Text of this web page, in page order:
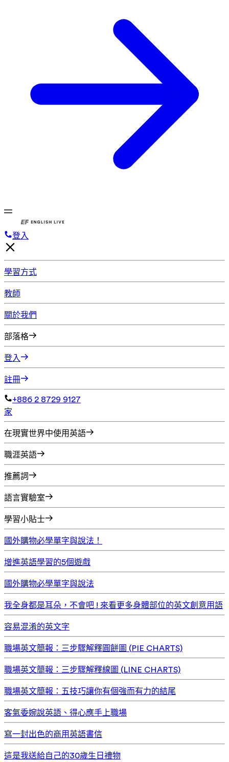
登入
學習方式
教師
關於我們
部落格
登入
註冊
+886 2 8729 9127
家
在現實世界中使用英語
職涯英語
推薦詞
語言實驗室
學習小貼士
國外購物必學單字與說法！
增進英語學習的5個遊戲
國外購物必學單字與說法
我全身都是耳朵，不會吧 ! 來看更多身體部位的英文創意用語
容易混淆的英文字
職場英文簡報：三步驟解釋圓餅圖 (PIE CHARTS)
職場英文簡報：三步驟解釋線圖 (LINE CHARTS)
職場英文簡報：五技巧讓你有個強而有力的結尾
客氣委婉說英語、得心應手上職場
寫一封出色的商用英語書信
這是我送給自己的30歲生日禮物